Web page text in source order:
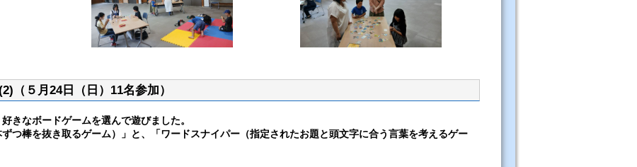
（５月24日（日）11名参加）
きなボードゲームを選んで遊びました。
ずつ棒を抜き取るゲーム）」と、「ワードスナイパー（指定されたお題と頭文字に合う言葉を考えるゲー